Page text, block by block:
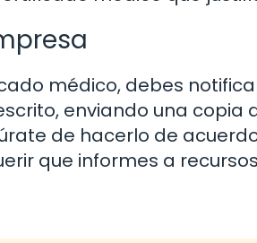
médico, debes
enviando una copia
de hacerlo de
que informes a